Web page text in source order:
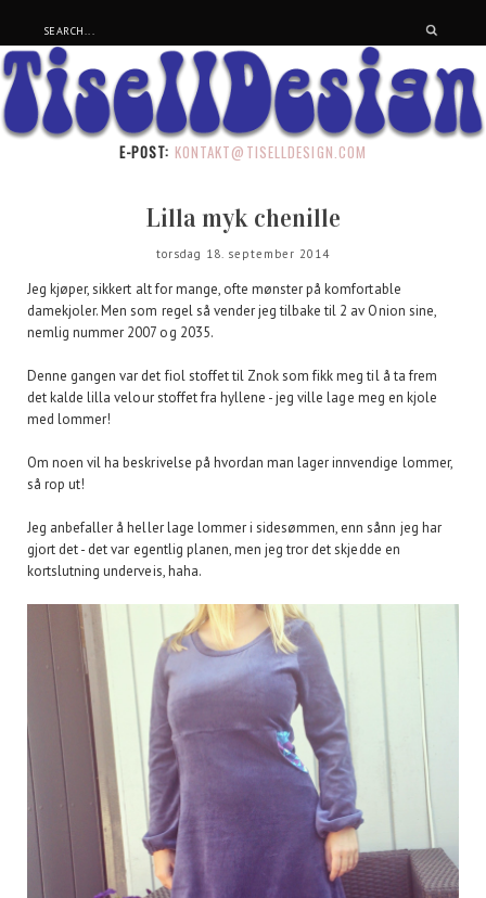
E-POST: KONTAKT@TISELLDESIGN.COM
Lilla myk chenille
torsdag 18. september 2014
Jeg kjøper, sikkert alt for mange, ofte mønster på komfortable
damekjoler. Men som regel så vender jeg tilbake til 2 av Onion sine,
nemlig nummer 2007 og 2035.
Denne gangen var det fiol stoffet til Znok som fikk meg til å ta frem
det kalde lilla velour stoffet fra hyllene - jeg ville lage meg en kjole
med lommer!
Om noen vil ha beskrivelse på hvordan man lager innvendige lommer,
så rop ut!
Jeg anbefaller å heller lage lommer i sidesømmen, enn sånn jeg har
gjort det - det var egentlig planen, men jeg tror det skjedde en
kortslutning underveis, haha.